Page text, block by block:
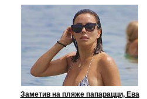
Заметив на пляже папарацци, Ева